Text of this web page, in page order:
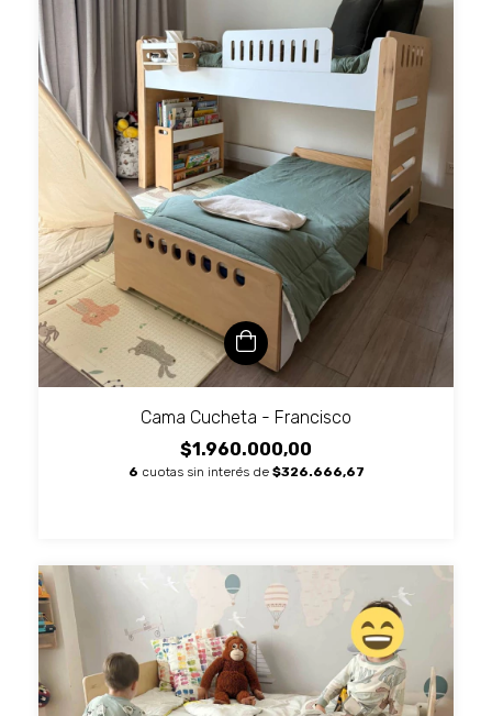
Cama Cucheta - Francisco
$1.960.000,00
6 cuotas sin interés de $326.666,67